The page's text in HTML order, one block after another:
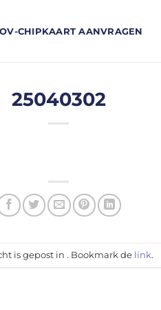
OV-CHIPKAART AANVRAGEN
25040302
is gepost in . Bookmark de link.